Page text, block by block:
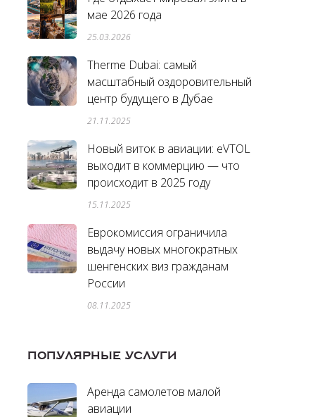
мае 2026 года
25.03.2026
Therme Dubai: самый
масштабный оздоровительный
центр будущего в Дубае
21.11.2025
Новый виток в авиации: eVTOL
выходит в коммерцию — что
происходит в 2025 году
15.11.2025
Еврокомиссия ограничила
выдачу новых многократных
шенгенских виз гражданам
России
08.11.2025
ПОПУЛЯРНЫЕ УСЛУГИ
Аренда самолетов малой
авиации